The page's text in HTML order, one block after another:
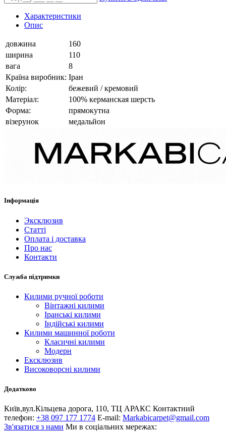
Характеристики
Опис
довжина
160
ширина
110
вага
8
Країна виробник: Іран
Колір:
бежевий / кремовий
Матеріал:
100% керманская шерсть
Форма:
прямокутна
візерунок
медальйон
Інформація
Эксклюзив
Статті
Оплата і доставка
Про нас
Контакти
Служба підтримки
Килими ручної роботи
Вінтажні килими
Іранські килими
Індійські килими
Килими машинної роботи
Класичні килими
Модерн
Ексклюзив
Високоворсні килими
Додатково
Київ,вул.Кiльцева дорога, 110, ТЦ АРАКС Контактний
телефон: +38 097 177 1774 E-mail: Markabicarpet@gmail.com
Зв'язатися з нами Ми в соціальних мережах: